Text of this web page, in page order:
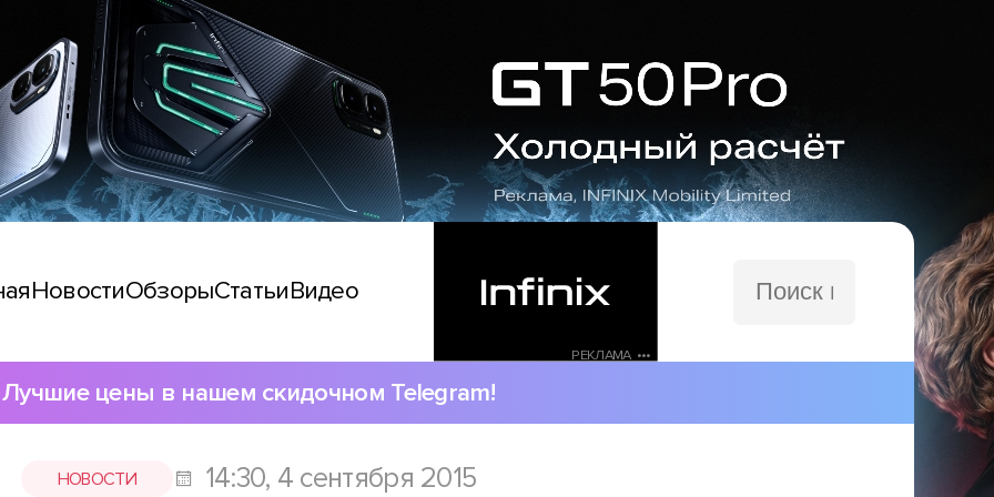
НовостиОбзорыСтатьиВидео
РЕКЛАМА •••
сайту
Лучшие цены в нашем скидочном Telegram!
НОВОСТИ 14:30, 4 сентября 2015